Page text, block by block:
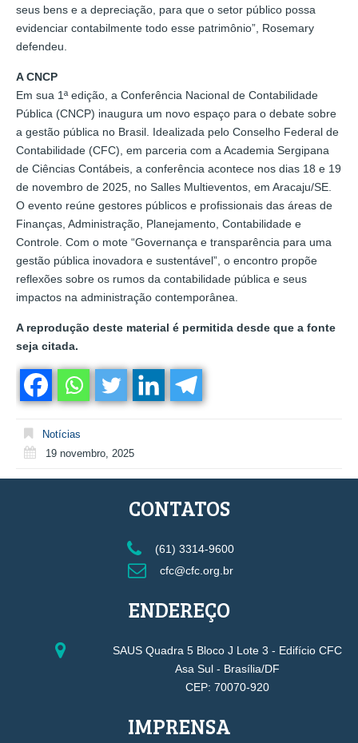
seus bens e a depreciação, para que o setor público possa
evidenciar contabilmente todo esse patrimônio”, Rosemary
defendeu.
A CNCP
Em sua 1ª edição, a Conferência Nacional de Contabilidade
Pública (CNCP) inaugura um novo espaço para o debate sobre
a gestão pública no Brasil. Idealizada pelo Conselho Federal de
Contabilidade (CFC), em parceria com a Academia Sergipana
de Ciências Contábeis, a conferência acontece nos dias 18 e 19
de novembro de 2025, no Salles Multieventos, em Aracaju/SE.
O evento reúne gestores públicos e profissionais das áreas de
Finanças, Administração, Planejamento, Contabilidade e
Controle. Com o mote “Governança e transparência para uma
gestão pública inovadora e sustentável”, o encontro propõe
reflexões sobre os rumos da contabilidade pública e seus
impactos na administração contemporânea.
A reprodução deste material é permitida desde que a fonte
seja citada.
Notícias
19 novembro, 2025
CONTATOS
(61) 3314-9600
cfc@cfc.org.br
ENDEREÇO
SAUS Quadra 5 Bloco J Lote 3 - Edifício CFC
Asa Sul - Brasília/DF
CEP: 70070-920
IMPRENSA